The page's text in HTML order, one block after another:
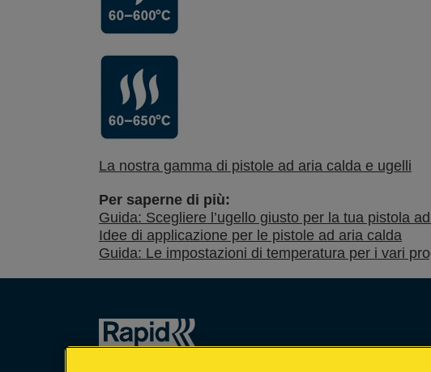
La nostra gamma di pistole ad aria calda e ugelli
Per saperne di più:
Guida: Scegliere l’ugello giusto per la tua pistola
Idee di applicazione per le pistole ad aria calda
Guida: Le impostazioni di temperatura per i vari